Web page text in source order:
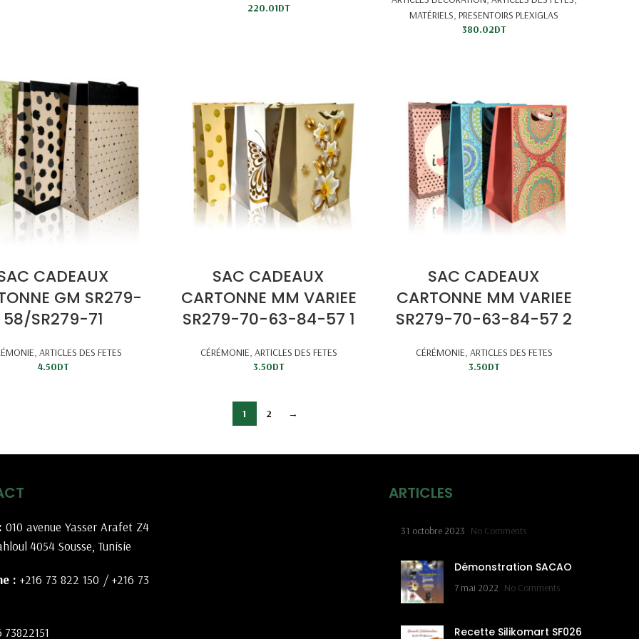
220.01DT
MATÉRIELS,PRESENTOIRS PLEXIGLAS
380.02DT
CADEAUX
GM SR279-
58/SR279-71
, ARTICLES DES FETES
4.50DT
SAC CADEAUX
CARTONNE MM VARIEE
SR279-70-63-84-57 1
CÉRÉMONIE, ARTICLES DES FETES
3.50DT
SAC CADEAUX
CARTONNE MM VARIEE
SR279-70-63-84-57 2
CÉRÉMONIE, ARTICLES DES FETES
3.50DT
1 2 →
010 avenue Yasser Arafet Z4
4054 Sousse, Tunisie
: +216 73 822 150 /+216 73
73822151
ARTICLES
31 octobre 2023 No Comments
Démonstration SACAO
7 mai 2022 No Comments
Recette Silikomart SF026